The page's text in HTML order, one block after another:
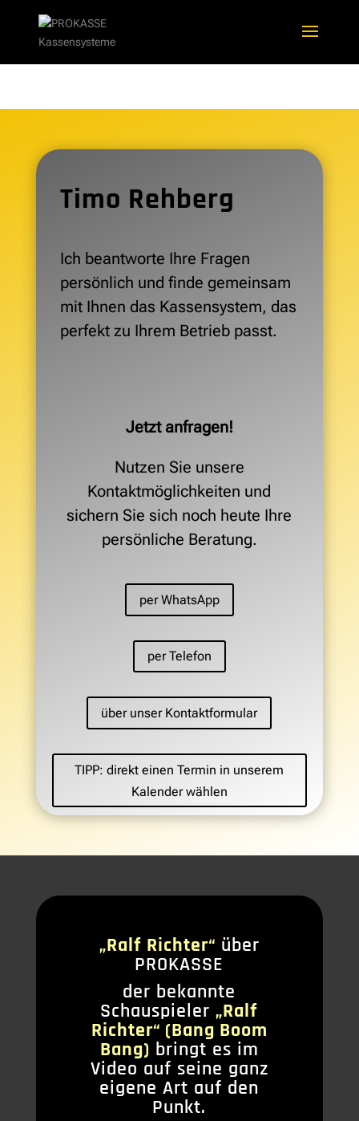
Timo Rehberg
Ich beantworte Ihre Fragen
persönlich und finde gemeinsam
mit Ihnen das Kassensystem, das
perfekt zu Ihrem Betrieb passt.
Jetzt anfragen!
Nutzen Sie unsere
Kontaktmöglichkeiten und
sichern Sie sich noch heute Ihre
persönliche Beratung.
per WhatsApp
per Telefon
über unser Kontaktformular
TIPP: direkt einen Termin in unserem
Kalender wählen
„Ralf Richter“ über
PROKASSE
der bekannte
Schauspieler„Ralf
Richter“ (Bang Boom
Bang) bringt es im
Video auf seine ganz
eigene Art auf den
Punkt.